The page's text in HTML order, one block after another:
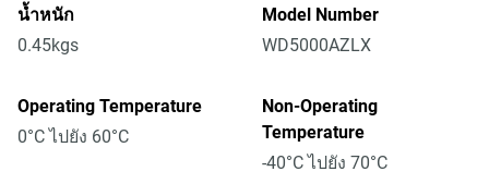
น้ำหนัก
0.45kgs
Model Number
WD5000AZLX
Operating Temperature
0°C ไปยัง 60°C
Non-Operating
Temperature
-40°C ไปยัง 70°C